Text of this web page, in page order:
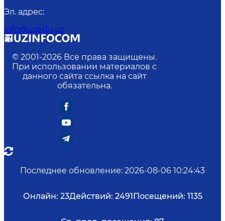
Эл. адрес:
info@uzedu.uz
© 2001-2026 Все права защищены.
При использовании материалов с
данного сайта ссылка на сайт
обязательна.
Последнее обновление: 2026-08-06 10:24:43
Онлайн: 23Действий: 2491Посещений: 1135